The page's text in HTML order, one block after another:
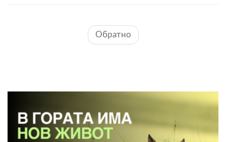
Обратно